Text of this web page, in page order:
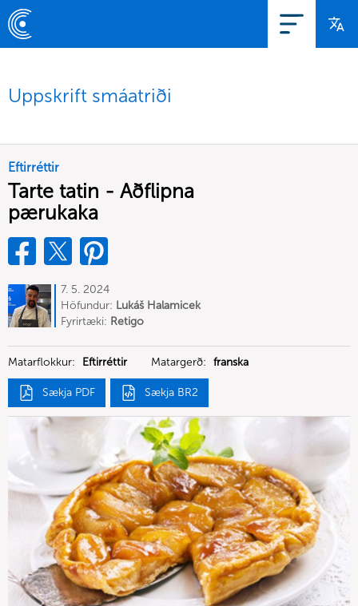
Uppskrift smáatriði
Eftirréttir
Tarte tatin - Aðflipna
pærukaka
7. 5. 2024
Höfundur: Lukáš Halamicek
Fyrirtæki: Retigo
Matarflokkur: Eftirréttir Matargerð: franska
Sækja PDF Sækja BR2